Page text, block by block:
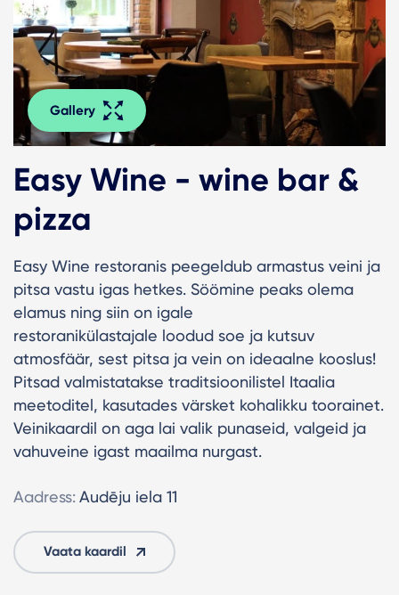
Gallery
Easy Wine - wine bar &
pizza
Easy Wine restoranis peegeldub armastus veini ja
pitsa vastu igas hetkes. Söömine peaks olema
elamus ning siin on igale
restoranikülastajale loodud soe ja kutsuv
atmosfäär, sest pitsa ja vein on ideaalne kooslus!
Pitsad valmistatakse traditsioonilistel Itaalia
meetoditel, kasutades värsket kohalikku toorainet.
Veinikaardil on aga lai valik punaseid, valgeid ja
vahuveine igast maailma nurgast.
Aadress: Audēju iela 11
Vaata kaardil